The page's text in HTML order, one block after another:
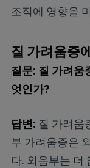
조직에 영향을
질 가려움증
질문: 질 가려움
엇인가?
답변: 질 가려움
부 가려움증은
다. 외음부는 더